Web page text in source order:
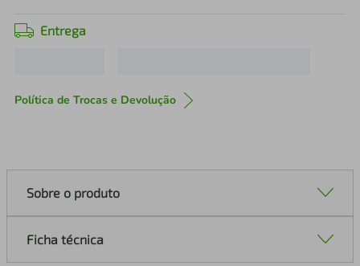
Entrega
Política de Trocas e Devolução
Sobre o produto
Ficha técnica